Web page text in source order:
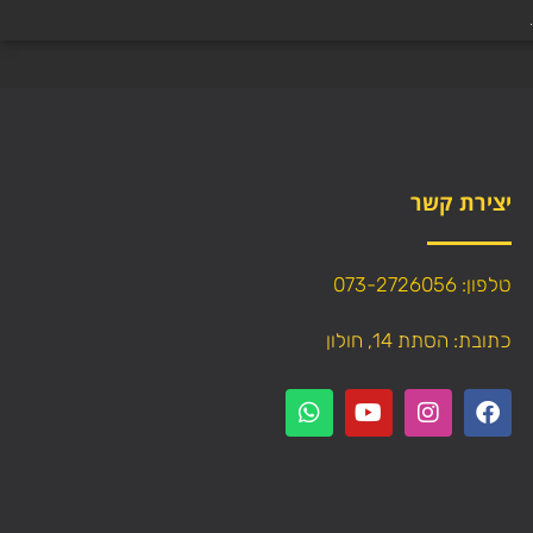
יצירת קשר
טלפון: 073-2726056
כתובת: הסתת 14, חולון